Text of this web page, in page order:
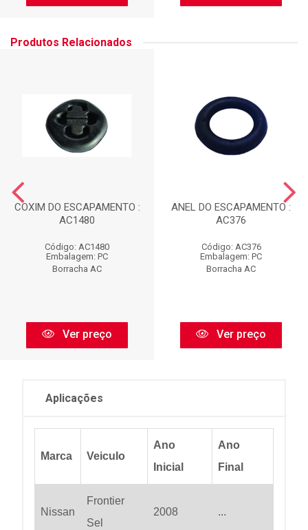
Produtos Relacionados
COXIM DO ESCAPAMENTO :
AC1480
Código: AC1480
Embalagem: PC
Borracha AC
Ver preço
ANEL DO ESCAPAMENTO :
AC376
Código: AC376
Embalagem: PC
Borracha AC
Ver preço
Aplicações
Marca Veiculo
Ano
Inicial
Ano
Final
Nissan
Frontier
Sel
2008 ...